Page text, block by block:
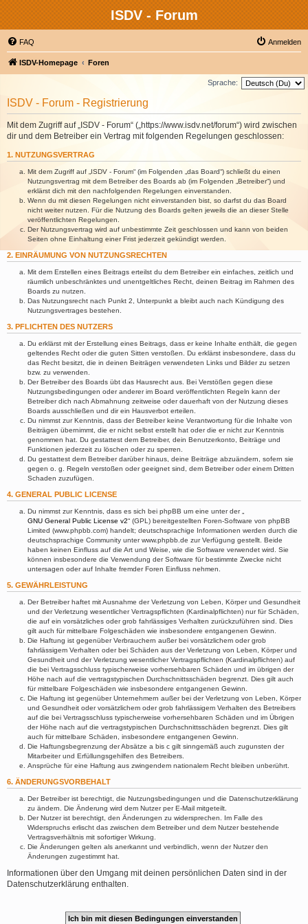
ISDV - Forum
FAQ Anmelden
ISDV-Homepage Foren
Sprache:
ISDV - Forum - Registrierung
Mit dem Zugriff auf „ISDV - Forum“ („https://www.isdv.net/forum“) wird zwischen
dir und dem Betreiber ein Vertrag mit folgenden Regelungen geschlossen:
1. NUTZUNGSVERTRAG
Mit dem Zugriff auf „ISDV - Forum“ (im Folgenden „das Board“) schließt du einen
Nutzungsvertrag mit dem Betreiber des Boards ab (im Folgenden „Betreiber“) und
erklärst dich mit den nachfolgenden Regelungen einverstanden.
Wenn du mit diesen Regelungen nicht einverstanden bist, so darfst du das Board
nicht weiter nutzen. Für die Nutzung des Boards gelten jeweils die an dieser Stelle
veröffentlichten Regelungen.
Der Nutzungsvertrag wird auf unbestimmte Zeit geschlossen und kann von beiden
Seiten ohne Einhaltung einer Frist jederzeit gekündigt werden.
2. EINRÄUMUNG VON NUTZUNGSRECHTEN
Mit dem Erstellen eines Beitrags erteilst du dem Betreiber ein einfaches, zeitlich und
räumlich unbeschränktes und unentgeltliches Recht, deinen Beitrag im Rahmen des
Boards zu nutzen.
Das Nutzungsrecht nach Punkt 2, Unterpunkt a bleibt auch nach Kündigung des
Nutzungsvertrages bestehen.
3. PFLICHTEN DES NUTZERS
Du erklärst mit der Erstellung eines Beitrags, dass er keine Inhalte enthält, die gegen
geltendes Recht oder die guten Sitten verstoßen. Du erklärst insbesondere, dass du
das Recht besitzt, die in deinen Beiträgen verwendeten Links und Bilder zu setzen
bzw. zu verwenden.
Der Betreiber des Boards übt das Hausrecht aus. Bei Verstößen gegen diese
Nutzungsbedingungen oder anderer im Board veröffentlichten Regeln kann der
Betreiber dich nach Abmahnung zeitweise oder dauerhaft von der Nutzung dieses
Boards ausschließen und dir ein Hausverbot erteilen.
Du nimmst zur Kenntnis, dass der Betreiber keine Verantwortung für die Inhalte von
Beiträgen übernimmt, die er nicht selbst erstellt hat oder die er nicht zur Kenntnis
genommen hat. Du gestattest dem Betreiber, dein Benutzerkonto, Beiträge und
Funktionen jederzeit zu löschen oder zu sperren.
Du gestattest dem Betreiber darüber hinaus, deine Beiträge abzuändern, sofern sie
gegen o. g. Regeln verstoßen oder geeignet sind, dem Betreiber oder einem Dritten
Schaden zuzufügen.
4. GENERAL PUBLIC LICENSE
Du nimmst zur Kenntnis, dass es sich bei phpBB um eine unter der „
GNU General Public License v2“ (GPL) bereitgestellten Foren-Software von phpBB
Limited (www.phpbb.com) handelt; deutschsprachige Informationen werden durch die
deutschsprachige Community unter www.phpbb.de zur Verfügung gestellt. Beide
haben keinen Einfluss auf die Art und Weise, wie die Software verwendet wird. Sie
können insbesondere die Verwendung der Software für bestimmte Zwecke nicht
untersagen oder auf Inhalte fremder Foren Einfluss nehmen.
5. GEWÄHRLEISTUNG
Der Betreiber haftet mit Ausnahme der Verletzung von Leben, Körper und Gesundheit
und der Verletzung wesentlicher Vertragspflichten (Kardinalpflichten) nur für Schäden,
die auf ein vorsätzliches oder grob fahrlässiges Verhalten zurückzuführen sind. Dies
gilt auch für mittelbare Folgeschäden wie insbesondere entgangenen Gewinn.
Die Haftung ist gegenüber Verbrauchern außer bei vorsätzlichem oder grob
fahrlässigem Verhalten oder bei Schäden aus der Verletzung von Leben, Körper und
Gesundheit und der Verletzung wesentlicher Vertragspflichten (Kardinalpflichten) auf
die bei Vertragsschluss typischerweise vorhersehbaren Schäden und im übrigen der
Höhe nach auf die vertragstypischen Durchschnittsschäden begrenzt. Dies gilt auch
für mittelbare Folgeschäden wie insbesondere entgangenen Gewinn.
Die Haftung ist gegenüber Unternehmern außer bei der Verletzung von Leben, Körper
und Gesundheit oder vorsätzlichem oder grob fahrlässigem Verhalten des Betreibers
auf die bei Vertragsschluss typischerweise vorhersehbaren Schäden und im Übrigen
der Höhe nach auf die vertragstypischen Durchschnittsschäden begrenzt. Dies gilt
auch für mittelbare Schäden, insbesondere entgangenen Gewinn.
Die Haftungsbegrenzung der Absätze a bis c gilt sinngemäß auch zugunsten der
Mitarbeiter und Erfüllungsgehilfen des Betreibers.
Ansprüche für eine Haftung aus zwingendem nationalem Recht bleiben unberührt.
6. ÄNDERUNGSVORBEHALT
Der Betreiber ist berechtigt, die Nutzungsbedingungen und die Datenschutzerklärung
zu ändern. Die Änderung wird dem Nutzer per E-Mail mitgeteilt.
Der Nutzer ist berechtigt, den Änderungen zu widersprechen. Im Falle des
Widerspruchs erlischt das zwischen dem Betreiber und dem Nutzer bestehende
Vertragsverhältnis mit sofortiger Wirkung.
Die Änderungen gelten als anerkannt und verbindlich, wenn der Nutzer den
Änderungen zugestimmt hat.
Informationen über den Umgang mit deinen persönlichen Daten sind in der
Datenschutzerklärung enthalten.